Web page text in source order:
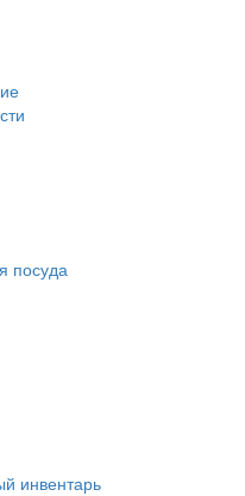
посуда
инвентарь